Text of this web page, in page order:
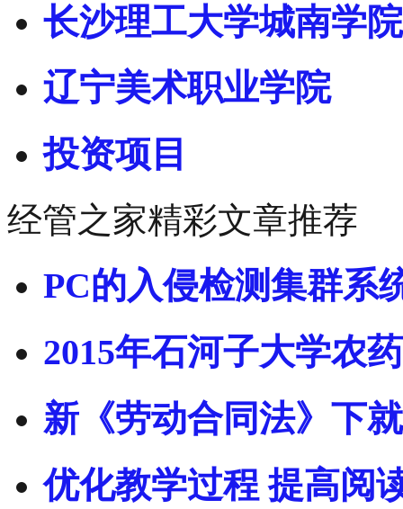
长沙理工大学城南学院
辽宁美术职业学院
投资项目
经管之家精彩文章推荐
PC的入侵检测集群系
2015年石河子大学农药
新《劳动合同法》下
优化教学过程 提高阅